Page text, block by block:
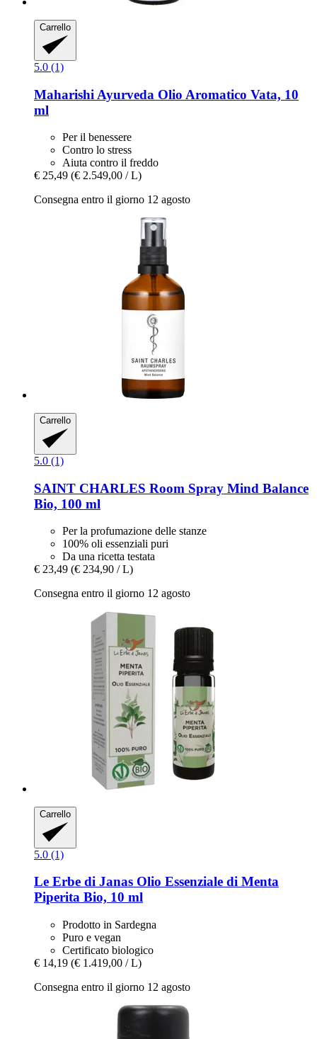
Carrello
5.0 (1)
Maharishi Ayurveda Olio Aromatico Vata, 10
ml
Per il benessere
Contro lo stress
Aiuta contro il freddo
€ 25,49 (€ 2.549,00 / L)
Consegna entro il giorno 12 agosto
Carrello
5.0 (1)
SAINT CHARLES Room Spray Mind Balance
Bio, 100 ml
Per la profumazione delle stanze
100% oli essenziali puri
Da una ricetta testata
€ 23,49 (€ 234,90 / L)
Consegna entro il giorno 12 agosto
Carrello
5.0 (1)
Le Erbe di Janas Olio Essenziale di Menta
Piperita Bio, 10 ml
Prodotto in Sardegna
Puro e vegan
Certificato biologico
€ 14,19 (€ 1.419,00 / L)
Consegna entro il giorno 12 agosto